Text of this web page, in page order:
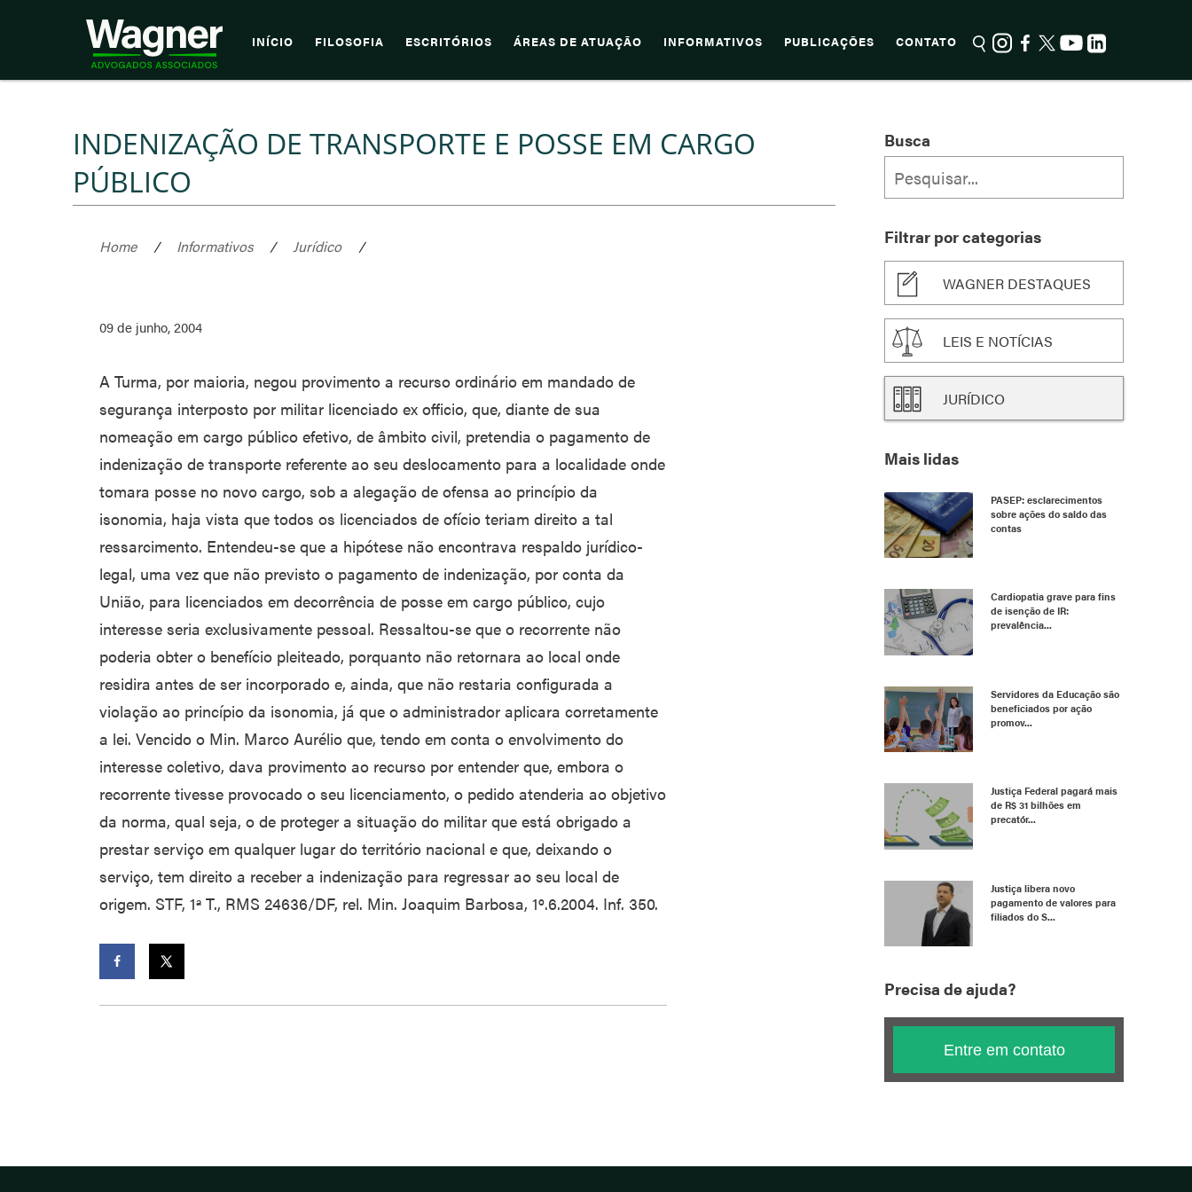
INÍCIO FILOSOFIA ESCRITÓRIOS ÁREAS DE ATUAÇÃO INFORMATIVOS PUBLICAÇÕES CONTATO
INDENIZAÇÃO DE TRANSPORTE E POSSE EM CARGO
PÚBLICO
Home / Informativos / Jurídico /
09 de junho, 2004
A Turma, por maioria, negou provimento a recurso ordinário em mandado de
segurança interposto por militar licenciado ex officio, que, diante de sua
nomeação em cargo público efetivo, de âmbito civil, pretendia o pagamento de
indenização de transporte referente ao seu deslocamento para a localidade onde
tomara posse no novo cargo, sob a alegação de ofensa ao princípio da
isonomia, haja vista que todos os licenciados de ofício teriam direito a tal
ressarcimento. Entendeu-se que a hipótese não encontrava respaldo jurídico-
legal, uma vez que não previsto o pagamento de indenização, por conta da
União, para licenciados em decorrência de posse em cargo público, cujo
interesse seria exclusivamente pessoal. Ressaltou-se que o recorrente não
poderia obter o benefício pleiteado, porquanto não retornara ao local onde
residira antes de ser incorporado e, ainda, que não restaria configurada a
violação ao princípio da isonomia, já que o administrador aplicara corretamente
a lei. Vencido o Min. Marco Aurélio que, tendo em conta o envolvimento do
interesse coletivo, dava provimento ao recurso por entender que, embora o
recorrente tivesse provocado o seu licenciamento, o pedido atenderia ao objetivo
da norma, qual seja, o de proteger a situação do militar que está obrigado a
prestar serviço em qualquer lugar do território nacional e que, deixando o
serviço, tem direito a receber a indenização para regressar ao seu local de
origem. STF, 1ª T., RMS 24636/DF, rel. Min. Joaquim Barbosa, 1º.6.2004. Inf. 350.
Busca
Filtrar por categorias
WAGNER DESTAQUES
LEIS E NOTÍCIAS
JURÍDICO
Mais lidas
PASEP: esclarecimentos
sobre ações do saldo das
contas
Cardiopatia grave para fins
de isenção de IR:
prevalência...
Servidores da Educação são
beneficiados por ação
promov...
Justiça Federal pagará mais
de R$ 31 bilhões em
precatór...
Justiça libera novo
pagamento de valores para
filiados do S...
Precisa de ajuda?
Entre em contato